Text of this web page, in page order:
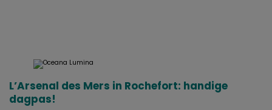
L’Arsenal des Mers in Rochefort: handige
dagpas!